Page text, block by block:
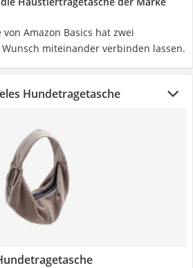
Amazon Basics hat zwei
miteinander verbinden lassen.
Hundetragetasche